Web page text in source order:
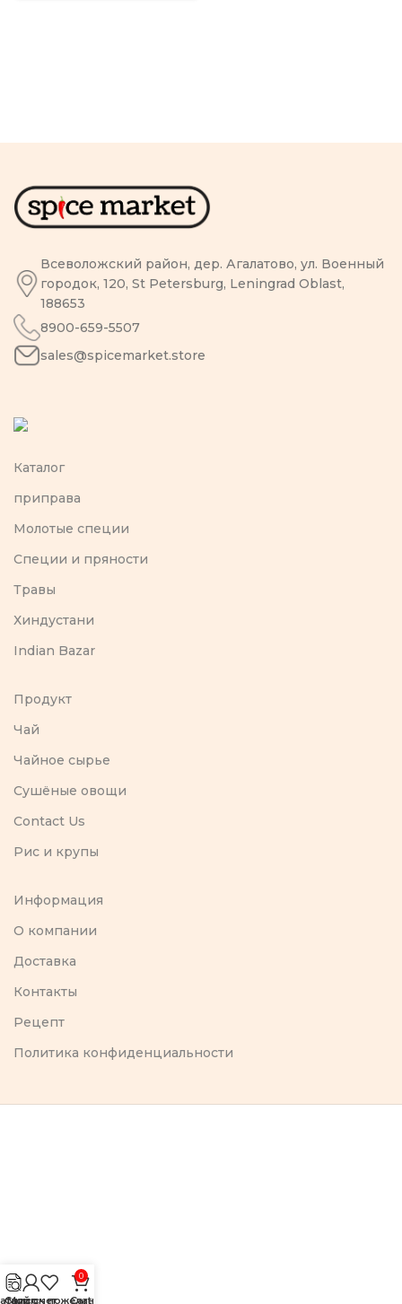
Всеволожский район, дер. Агалатово, ул. Военный
городок, 120, St Petersburg, Leningrad Oblast,
188653
8900-659-5507
sales@spicemarket.store
Каталог
приправа
Молотые специи
Специи и пряности
Травы
Хиндустани
Indian Bazar
Продукт
Чай
Чайное сырье
Сушёные овощи
Contact Us
Рис и крупы
Информация
O компании
Доставка
Контакты
Рецепт
Политика конфиденциальности
Мой счет
Список пожеланий
0
Cart